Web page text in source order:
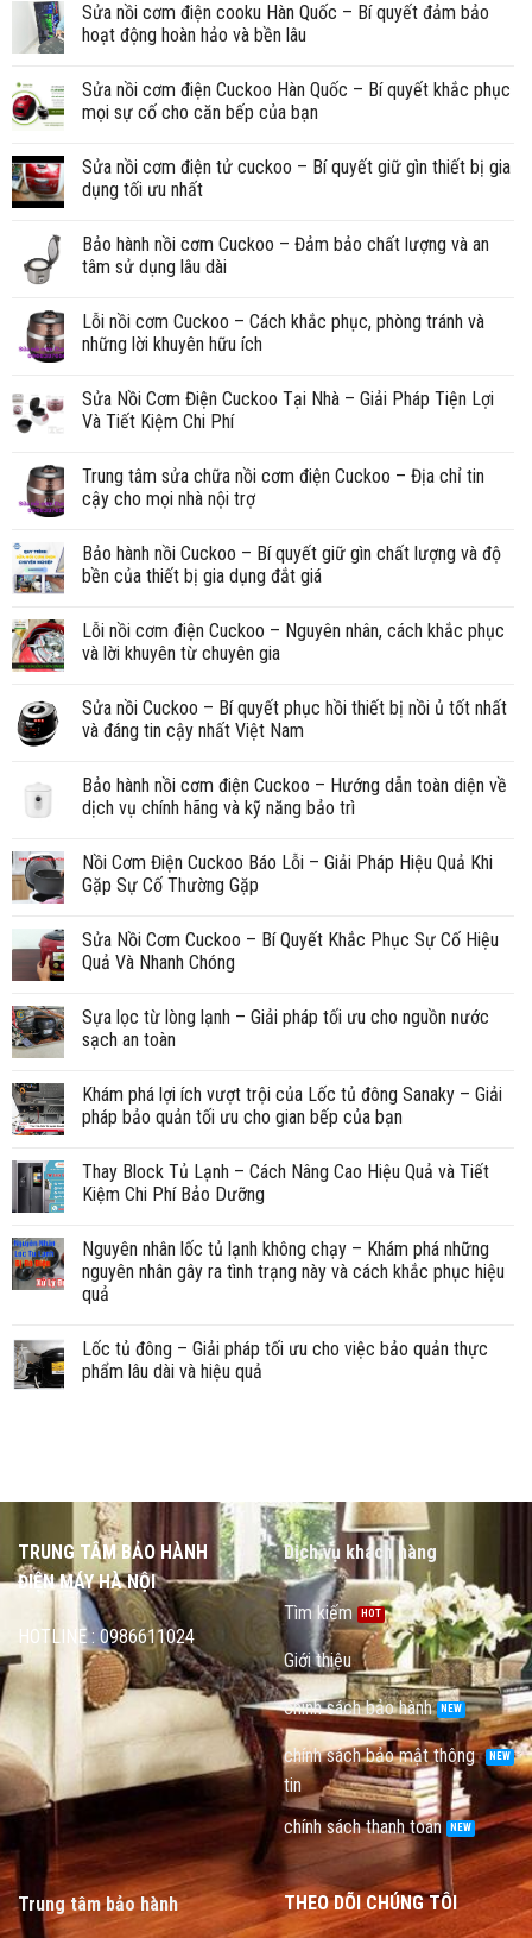
Sửa nồi cơm điện cooku Hàn Quốc – Bí quyết đảm bảo
hoạt động hoàn hảo và bền lâu
Sửa nồi cơm điện Cuckoo Hàn Quốc – Bí quyết khắc phục
mọi sự cố cho căn bếp của bạn
Sửa nồi cơm điện tử cuckoo – Bí quyết giữ gìn thiết bị gia
dụng tối ưu nhất
Bảo hành nồi cơm Cuckoo – Đảm bảo chất lượng và an
tâm sử dụng lâu dài
Lỗi nồi cơm Cuckoo – Cách khắc phục, phòng tránh và
những lời khuyên hữu ích
Sửa Nồi Cơm Điện Cuckoo Tại Nhà – Giải Pháp Tiện Lợi
Và Tiết Kiệm Chi Phí
Trung tâm sửa chữa nồi cơm điện Cuckoo – Địa chỉ tin
cậy cho mọi nhà nội trợ
Bảo hành nồi Cuckoo – Bí quyết giữ gìn chất lượng và độ
bền của thiết bị gia dụng đắt giá
Lỗi nồi cơm điện Cuckoo – Nguyên nhân, cách khắc phục
và lời khuyên từ chuyên gia
Sửa nồi Cuckoo – Bí quyết phục hồi thiết bị nồi ủ tốt nhất
và đáng tin cậy nhất Việt Nam
Bảo hành nồi cơm điện Cuckoo – Hướng dẫn toàn diện về
dịch vụ chính hãng và kỹ năng bảo trì
Nồi Cơm Điện Cuckoo Báo Lỗi – Giải Pháp Hiệu Quả Khi
Gặp Sự Cố Thường Gặp
Sửa Nồi Cơm Cuckoo – Bí Quyết Khắc Phục Sự Cố Hiệu
Quả Và Nhanh Chóng
Sựa lọc từ lòng lạnh – Giải pháp tối ưu cho nguồn nước
sạch an toàn
Khám phá lợi ích vượt trội của Lốc tủ đông Sanaky – Giải
pháp bảo quản tối ưu cho gian bếp của bạn
Thay Block Tủ Lạnh – Cách Nâng Cao Hiệu Quả và Tiết
Kiệm Chi Phí Bảo Dưỡng
Nguyên nhân lốc tủ lạnh không chạy – Khám phá những
nguyên nhân gây ra tình trạng này và cách khắc phục hiệu
quả
Lốc tủ đông – Giải pháp tối ưu cho việc bảo quản thực
phẩm lâu dài và hiệu quả
TRUNG TÂM BẢO HÀNH
ĐIỆN MÁY HÀ NỘI
HOTLINE : 0986611024
Dịch vụ khách hàng
Tìm kiếm
Giới thiệu
chính sách bảo hành
chính sách bảo mật thông
tin
chính sách thanh toán
Trung tâm bảo hành THEO DÕI CHÚNG TÔI